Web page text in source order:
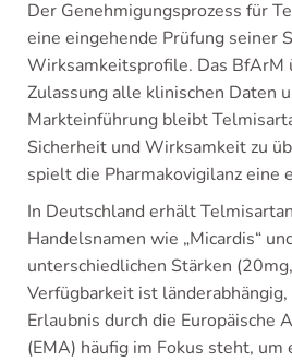
Der Genehmigungsprozess für
eine eingehende Prüfung seiner
Wirksamkeitsprofile. Das BfArM
Zulassung alle klinischen Daten
Markteinführung bleibt
Sicherheit und Wirksamkeit zu
spielt die Pharmakovigilanz eine
In Deutschland erhält
Handelsnamen wie „Micardis“
unterschiedlichen Stärken
Verfügbarkeit ist
Erlaubnis durch die
(EMA) häufig im Fokus steht, um